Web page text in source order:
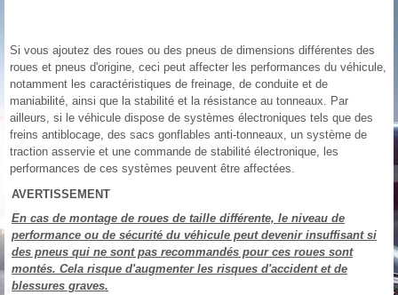
Si vous ajoutez des roues ou des pneus de dimensions différentes des
roues et pneus d'origine, ceci peut affecter les performances du véhicule,
notamment les caractéristiques de freinage, de conduite et de
maniabilité, ainsi que la stabilité et la résistance au tonneaux. Par
ailleurs, si le véhicule dispose de systèmes électroniques tels que des
freins antiblocage, des sacs gonflables anti-tonneaux, un système de
traction asservie et une commande de stabilité électronique, les
performances de ces systèmes peuvent être affectées.
AVERTISSEMENT
En cas de montage de roues de taille différente, le niveau de
performance ou de sécurité du véhicule peut devenir insuffisant si
des pneus qui ne sont pas recommandés pour ces roues sont
montés. Cela risque d'augmenter les risques d'accident et de
blessures graves.